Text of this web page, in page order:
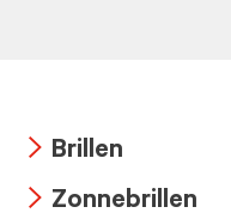
icon
Brillen
Zonnebrillen